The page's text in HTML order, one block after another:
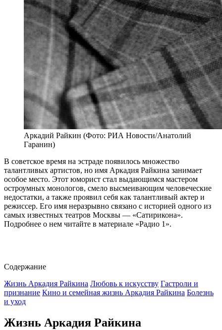
Аркадий Райкин (Фото: РИА Новости/Анатолий
Гаранин)
В советское время на эстраде появилось множество
талантливых артистов, но имя Аркадия Райкина занимает
особое место. Этот юморист стал выдающимся мастером
остроумных монологов, смело высмеивающим человеческие
недостатки, а также проявил себя как талантливый актер и
режиссер. Его имя неразрывно связано с историей одного из
самых известных театров Москвы — «Сатирикона».
Подробнее о нем читайте в материале «Радио 1».
Содержание
Жизнь Аркадия Райкина Любовь к искусству Гастроли и
признание Кино и семейная жизнь Аркадия Райкина Болезнь
и уход
Жизнь Аркадия Райкина